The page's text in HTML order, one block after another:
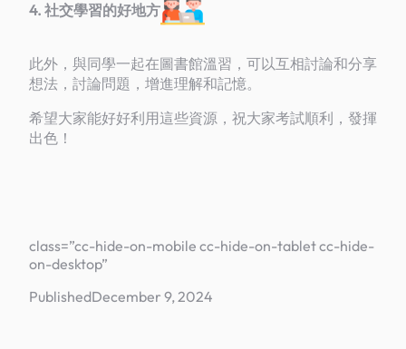
4. 社交學習的好地方
此外，與同學一起在圖書館溫習，可以互相討論和分享
想法，討論問題，增進理解和記憶。
希望大家能好好利用這些資源，祝大家考試順利，發揮
出色！
class=”cc-hide-on-mobile cc-hide-on-tablet cc-hide-
on-desktop”
PublishedDecember 9, 2024